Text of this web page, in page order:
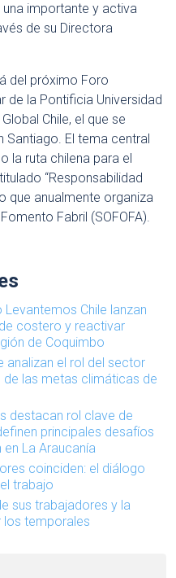
una importante y activa
de su Directora
del próximo Foro
de la Pontificia Universidad
Chile, el que se
Santiago. El tema central
la ruta chilena para el
“Responsabilidad
que anualmente organiza
Fabril (SOFOFA).
Chile lanzan
costero y reactivar
de Coquimbo
analizan el rol del sector
de las metas climáticas de
destacan rol clave de
principales desafíos
La Araucanía
coinciden: el diálogo
trabajo
sus trabajadores y la
temporales